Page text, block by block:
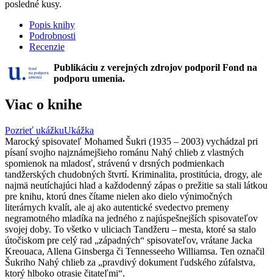
posledné kusy.
Popis knihy
Podrobnosti
Recenzie
Publikáciu z verejných zdrojov podporil Fond na
podporu umenia.
Viac o knihe
Pozrieť ukážkuUkážka
Marocký spisovateľ Mohamed Šukri (1935 – 2003) vychádzal pri
písaní svojho najznámejšieho románu Nahý chlieb z vlastných
spomienok na mladosť, strávenú v drsných podmienkach
tandžerských chudobných štvrtí. Kriminalita, prostitúcia, drogy, ale
najmä neutíchajúci hlad a každodenný zápas o prežitie sa stali látkou
pre knihu, ktorú dnes čítame nielen ako dielo výnimočných
literárnych kvalít, ale aj ako autentické svedectvo premeny
negramotného mladíka na jedného z najúspešnejších spisovateľov
svojej doby. To všetko v uliciach Tandžeru – mesta, ktoré sa stalo
útočiskom pre celý rad „západných“ spisovateľov, vrátane Jacka
Kreouaca, Allena Ginsberga či Tennesseeho Williamsa. Ten označil
Šukriho Nahý chlieb za „pravdivý dokument ľudského zúfalstva,
ktorý hlboko otrasie čitateľmi“.